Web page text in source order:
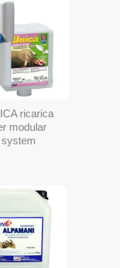
ricarica
modular
system